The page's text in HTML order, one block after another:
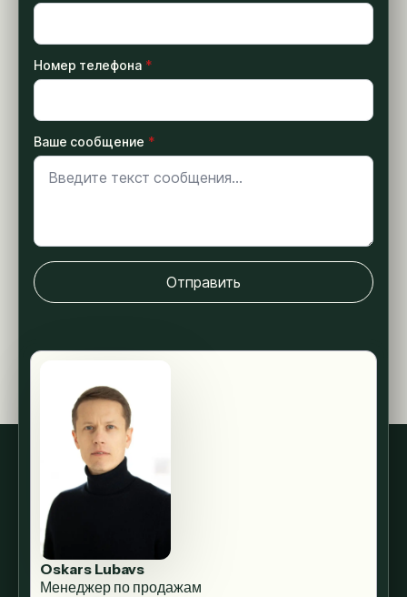
Номер телефона *
Ваше сообщение *
Отправить
Oskars Lubavs
Менеджер по продажам